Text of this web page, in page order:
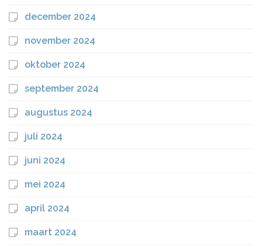
december 2024
november 2024
oktober 2024
september 2024
augustus 2024
juli 2024
juni 2024
mei 2024
april 2024
maart 2024